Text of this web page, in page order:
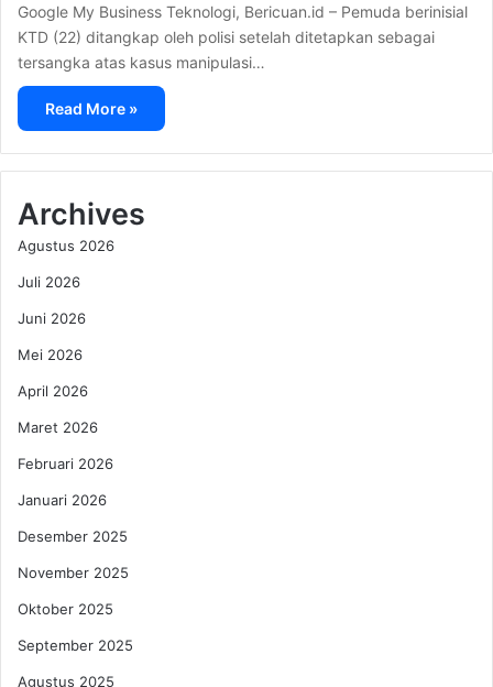
Google My Business Teknologi, Bericuan.id – Pemuda berinisial
KTD (22) ditangkap oleh polisi setelah ditetapkan sebagai
tersangka atas kasus manipulasi…
Read More »
Archives
Agustus 2026
Juli 2026
Juni 2026
Mei 2026
April 2026
Maret 2026
Februari 2026
Januari 2026
Desember 2025
November 2025
Oktober 2025
September 2025
Agustus 2025